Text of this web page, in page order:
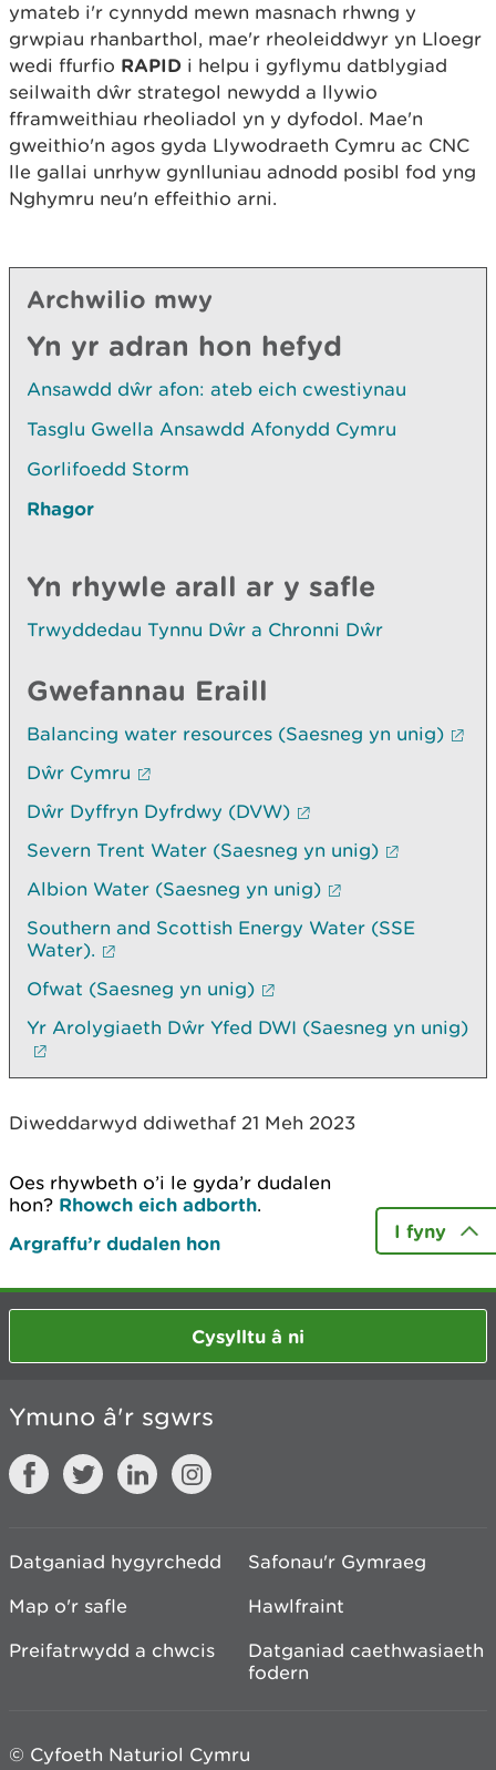
ymateb i'r cynnydd mewn masnach rhwng y
grwpiau rhanbarthol, mae'r rheoleiddwyr yn Lloegr
wedi ffurfio RAPID i helpu i gyflymu datblygiad
seilwaith dŵr strategol newydd a llywio
fframweithiau rheoliadol yn y dyfodol. Mae'n
gweithio'n agos gyda Llywodraeth Cymru ac CNC
lle gallai unrhyw gynlluniau adnodd posibl fod yng
Nghymru neu'n effeithio arni.
Archwilio mwy
Yn yr adran hon hefyd
Ansawdd dŵr afon: ateb eich cwestiynau
Tasglu Gwella Ansawdd Afonydd Cymru
Gorlifoedd Storm
Rhagor
Yn rhywle arall ar y safle
Trwyddedau Tynnu Dŵr a Chronni Dŵr
Gwefannau Eraill
Balancing water resources (Saesneg yn unig)
Dŵr Cymru
Dŵr Dyffryn Dyfrdwy (DVW)
Severn Trent Water (Saesneg yn unig)
Albion Water (Saesneg yn unig)
Southern and Scottish Energy Water (SSE
Water).
Ofwat (Saesneg yn unig)
Yr Arolygiaeth Dŵr Yfed DWI (Saesneg yn unig)
Diweddarwyd ddiwethaf 21 Meh 2023
Oes rhywbeth o’i le gyda’r dudalen
hon? Rhowch eich adborth.
Argraffu’r dudalen hon
I fyny
Cysylltu â ni
Ymuno â'r sgwrs
Datganiad hygyrchedd
Safonau'r Gymraeg
Map o'r safle
Hawlfraint
Preifatrwydd a chwcis
Datganiad caethwasiaeth
fodern
© Cyfoeth Naturiol Cymru